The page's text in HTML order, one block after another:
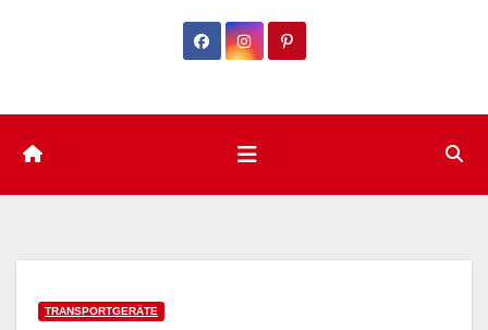
TRANSPORTGERÄTE